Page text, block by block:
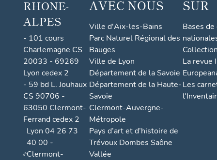
RHONE-
ALPES
- 101 cours
Charlemagne CS
20033 - 69269
Lyon cedex 2
- 59 bd L. Jouhaux
CS 90706 -
63050 Clermont-
Ferrand cedex 2
Lyon 04 26 73
40 00 -
Clermont-
AVEC NOUS
Ville d'Aix-les-Bains
Parc Naturel Régional des
Bauges
Ville de Lyon
Département de la Savoie
Département de la Haute-
Savoie
Clermont-Auvergne-
Métropole
Pays d’art et d’histoire de
Trévoux Dombes Saône
Vallée
SUR
Bases
La revue
Les